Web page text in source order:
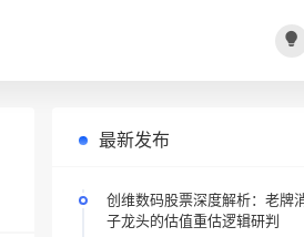
最新发布
创维数码股票深度解析：老牌
子龙头的估值重估逻辑研判